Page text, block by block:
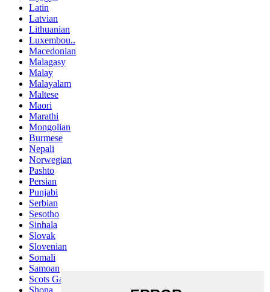
Latin
Latvian
Lithuanian
Luxembou..
Macedonian
Malagasy
Malay
Malayalam
Maltese
Maori
Marathi
Mongolian
Burmese
Nepali
Norwegian
Pashto
Persian
Punjabi
Serbian
Sesotho
Sinhala
Slovak
Slovenian
Somali
Samoan
Scots Gaelic
Shona